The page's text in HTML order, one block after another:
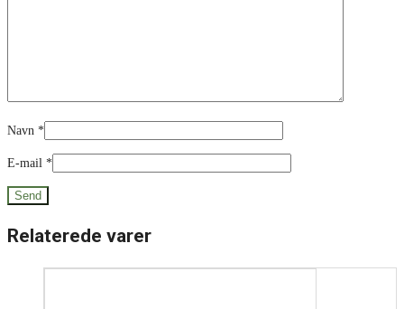
Navn *
E-mail *
Relaterede varer